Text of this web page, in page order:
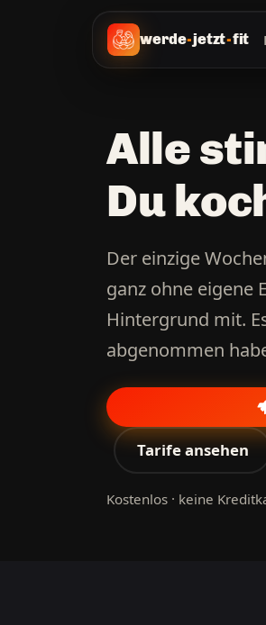
werde-jetzt-fit
Alle
Du
Der einzige
ganz ohne eigene
Hintergrund mit.
abgenommen
Tarife ansehen
Kostenlos · keine